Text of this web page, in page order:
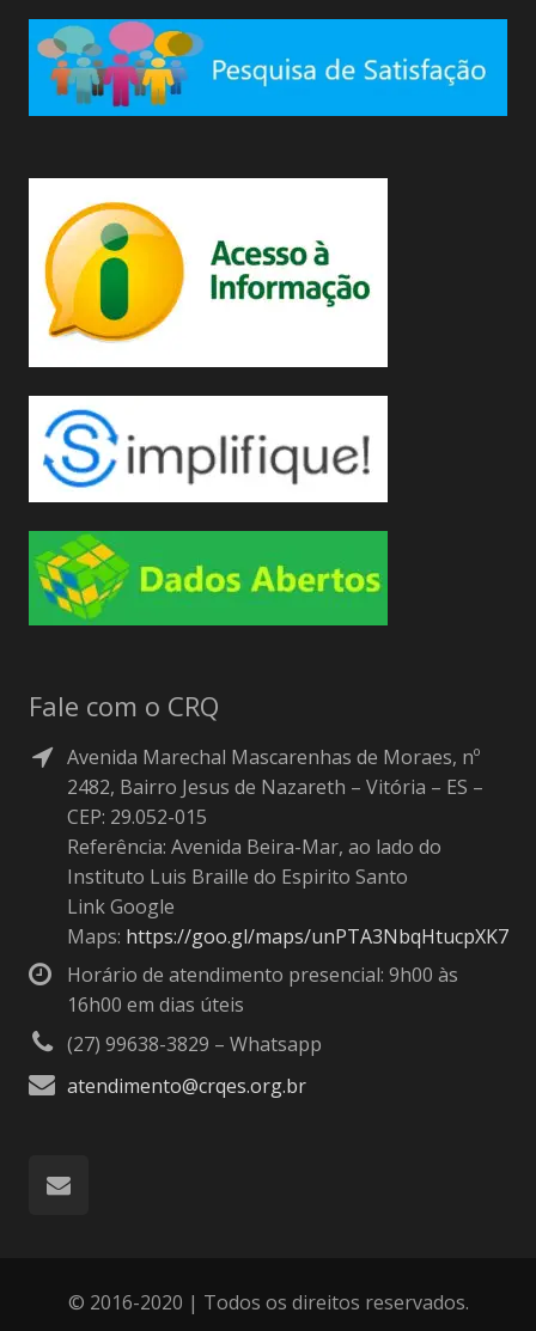
Fale com o CRQ
Avenida Marechal Mascarenhas de Moraes, nº
2482, Bairro Jesus de Nazareth – Vitória – ES –
CEP: 29.052-015
Referência: Avenida Beira-Mar, ao lado do
Instituto Luis Braille do Espirito Santo
Link Google
Maps: https://goo.gl/maps/unPTA3NbqHtucpXK7
Horário de atendimento presencial: 9h00 às
16h00 em dias úteis
(27) 99638-3829 – Whatsapp
atendimento@crqes.org.br
© 2016-2020 | Todos os direitos reservados.